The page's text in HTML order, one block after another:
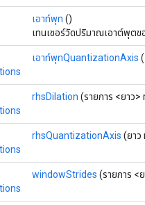
เอาท์พุท ()
เทนเซอร์วัดปริมาณเอาต์พุต
เอาท์พุทQuantizationAxis
rhsDilation (รายการ <ยาว
rhsQuantizationAxis (ยา
windowStrides (รายการ <